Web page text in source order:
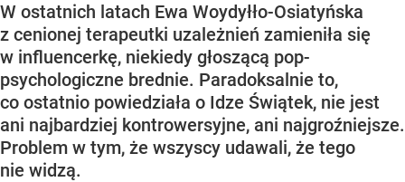
W ostatnich latach Ewa Woydyłło-Osiatyńska
z cenionej terapeutki uzależnień zamieniła się
w influencerkę, niekiedy głoszącą pop-
psychologiczne brednie. Paradoksalnie to,
co ostatnio powiedziała o Idze Świątek, nie jest
ani najbardziej kontrowersyjne, ani najgroźniejsze.
Problem w tym, że wszyscy udawali, że tego
nie widzą.